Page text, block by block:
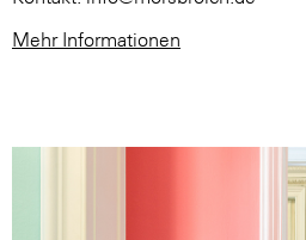
Mehr Informationen